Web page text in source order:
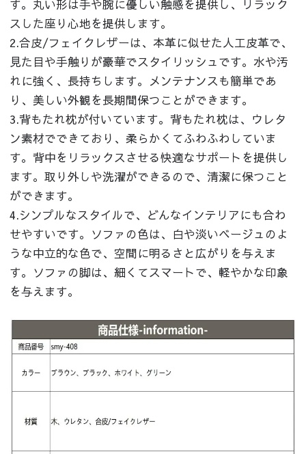
す。丸い形は手や腕に優しい触感を提供し、リラック
スした座り心地を提供します。
2.合皮/フェイクレザーは、本革に似せた人工皮革で、
見た目や手触りが豪華でスタイリッシュです。水や汚
れに強く、長持ちします。メンテナンスも簡単であ
り、美しい外観を長期間保つことができます。
3.背もたれ枕が付いています。背もたれ枕は、ウレタ
ン素材でできており、柔らかくてふわふわしていま
す。背中をリラックスさせる快適なサポートを提供し
ます。取り外しや洗濯ができるので、清潔に保つこと
ができます。
4.シンプルなスタイルで、どんなインテリアにも合わ
せやすいです。ソファの色は、白や淡いベージュのよ
うな中立的な色で、空間に明るさと広がりを与えま
す。ソファの脚は、細くてスマートで、軽やかな印象
を与えます。